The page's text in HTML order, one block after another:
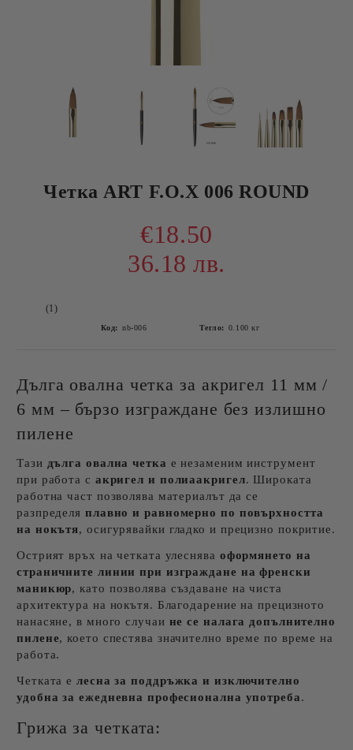
Четка ART F.O.X 006 ROUND
€18.50
36.18 лв.
(1)
Код: nb-006 Тегло: 0.100 кг
Дълга овална четка за акригел 11 мм /
6 мм – бързо изграждане без излишно
пилене
Тази дълга овална четка е незаменим инструмент
при работа с акригел и полиаакригел. Широката
работна част позволява материалът да се
разпределя плавно и равномерно по повърхността
на нокътя, осигурявайки гладко и прецизно покритие.
Острият връх на четката улеснява оформянето на
страничните линии при изграждане на френски
маникюр, като позволява създаване на чиста
архитектура на нокътя. Благодарение на прецизното
нанасяне, в много случаи не се налага допълнително
пилене, което спестява значително време по време на
работа.
Четката е лесна за поддръжка и изключително
удобна за ежедневна професионална употреба.
Грижа за четката: